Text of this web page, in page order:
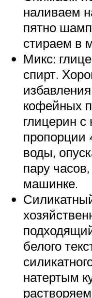
наливаем
пятно
стираем в
Микс:
спирт.
кофейных
глицерин
пропорции
воды,
пару
машинке.
белого
натертым